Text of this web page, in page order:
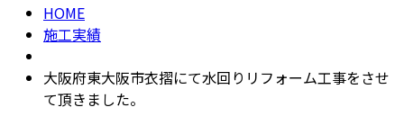
HOME
施工実績
大阪府東大阪市衣摺にて水回りリフォーム工事をさせ
て頂きました。